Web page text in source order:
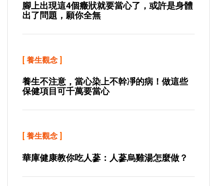
腳上出現這4個癥狀就要當心了，或許是身體
出了問題，願你全無
[ 養生觀念 ]
養生不注意，當心染上不幹凈的病！做這些
保健項目可千萬要當心
[ 養生觀念 ]
華庫健康教你吃人蔘：人蔘烏雞湯怎麼做？